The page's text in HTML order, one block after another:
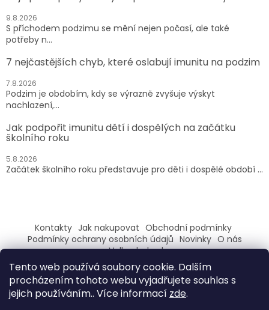
Tento web používá soubory cookie. Dalším
procházením tohoto webu vyjadřujete souhlas s
jejich používáním.. Více informací zde.
9.8.2026
S příchodem podzimu se mění nejen počasí, ale také
potřeby n...
7 nejčastějších chyb, které oslabují imunitu na podzim
7.8.2026
Podzim je obdobím, kdy se výrazně zvyšuje výskyt
nachlazení,...
Jak podpořit imunitu dětí i dospělých na začátku
školního roku
5.8.2026
Začátek školního roku představuje pro děti i dospělé období ...
Kontakty Jak nakupovat Obchodní podmínky
Podmínky ochrany osobních údajů Novinky O nás
Velkoobchod
ZAREGISTRUJ SE A ZÍSKEJ SLEVU 100,- NA PRVNÍ NÁKUP